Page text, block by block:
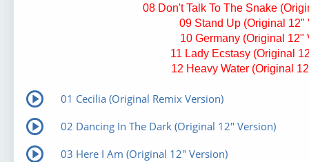
08 Don't Talk To The Snake
09 Stand Up (Original 12"
10 Germany (Original 12"
11 Lady Ecstasy (Original
12 Heavy Water (Original
01 Cecilia (Original Remix Version)
02 Dancing In The Dark (Original 12" Version)
03 Here I Am (Original 12" Version)